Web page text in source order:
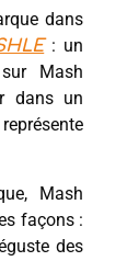
dans
: un
Mash
dans un
Mash
façons :
des